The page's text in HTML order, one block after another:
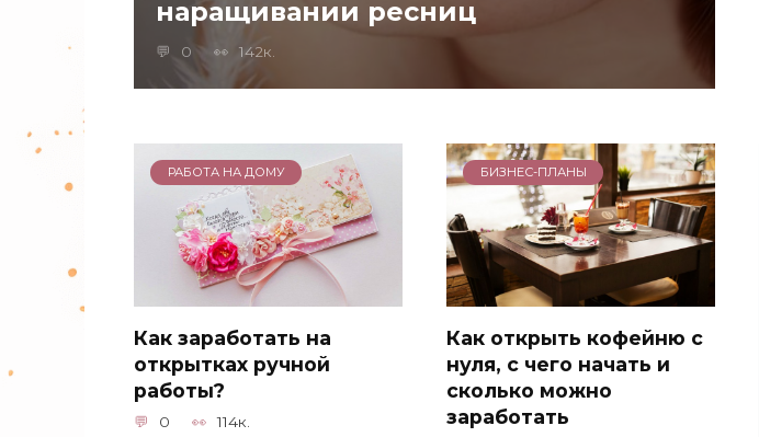
наращивании ресниц
0 142к.
РАБОТА НА ДОМУ
Как заработать на
открытках ручной
работы?
0 114к.
БИЗНЕС-ПЛАНЫ
Как открыть кофейню с
нуля, с чего начать и
сколько можно
заработать